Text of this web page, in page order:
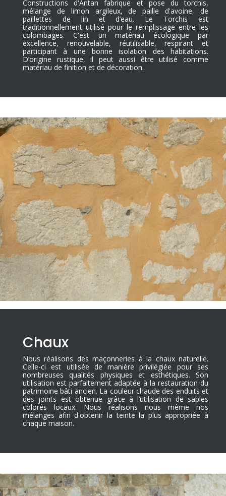
Constructions d'Antan fabrique et pose du torchis,
mélange de limon argileux, de paille d'avoine, de
paillettes de lin et d’eau. Le Torchis est
traditionnellement utilisé pour le remplissage entre les
colombages. C'est un matériau écologique par
excellence, renouvelable, réutilisable, respirant et
participant à une bonne isolation des habitations.
D’origine rustique, il peut aussi être utilisé comme
matériau de finition et de décoration.
Chaux
Nous réalisons des maçonneries à la chaux naturelle.
Celle-ci est utilisée de manière privilégiée pour ses
nombreuses qualités physiques et esthétiques. Son
utilisation est parfaitement adaptée à la restauration du
patrimoine bâti ancien. La couleur chaude des enduits et
des joints est obtenue grâce à l’utilisation de sables
colorés locaux. Nous réalisons nous même nos
mélanges afin d'obtenir la teinte la plus appropriée à
chaque maison.